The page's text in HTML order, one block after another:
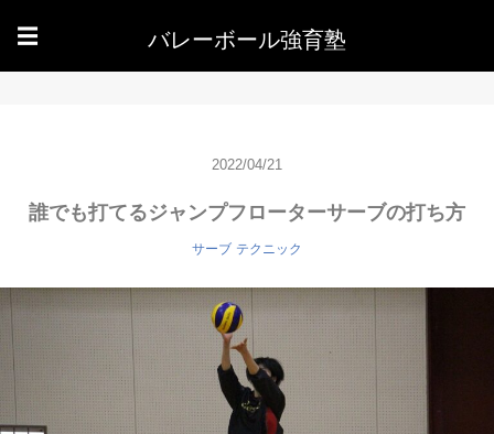
☰ バレーボール強育塾
2022/04/21
誰でも打てるジャンプフローターサーブの打ち方
サーブ テクニック